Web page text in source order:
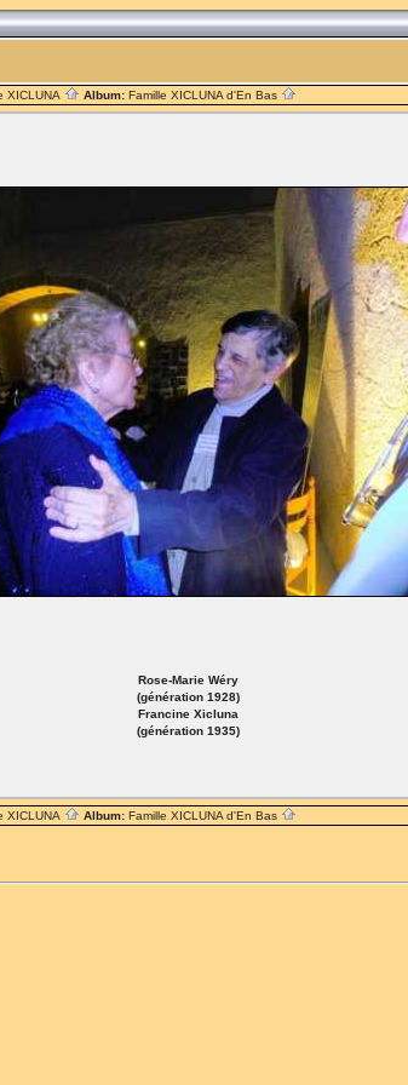
XICLUNA Album: Famille XICLUNA d'En Bas
Rose-Marie Wéry
(génération 1928)
Francine Xicluna
(génération 1935)
XICLUNA Album: Famille XICLUNA d'En Bas